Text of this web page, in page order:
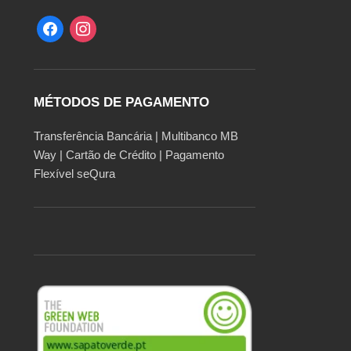
MÉTODOS DE PAGAMENTO
Transferência Bancária | Multibanco MB
Way | Cartão de Crédito | Pagamento
Flexível seQura